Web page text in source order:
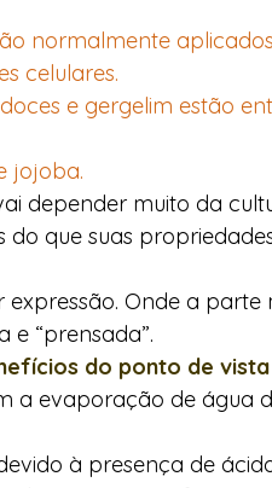
normalmente
celulares.
e gergelim estão
jojoba.
depender muito da
do que suas
Onde a parte
e “prensada”.
do ponto de
a evaporação de água
à presença de